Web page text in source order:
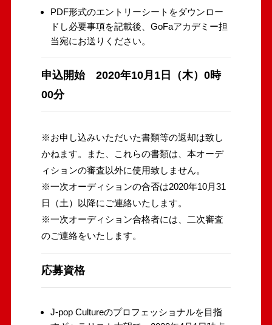
PDF形式のエントリーシートをダウンロー
ドし必要事項を記載後、GoFaアカデミー担
当宛にお送りください。
申込開始 2020年10月1日（木）0時
00分
※お申し込みいただいた書類等の返却は致し
かねます。また、これらの書類は、本オーデ
ィションの審査以外に使用致しません。
※一次オーディションの合否は2020年10月31
日（土）以降にご連絡いたします。
※一次オーディション合格者には、二次審査
のご連絡をいたします。
応募資格
J-pop Cultureのプロフェッショナルを目指